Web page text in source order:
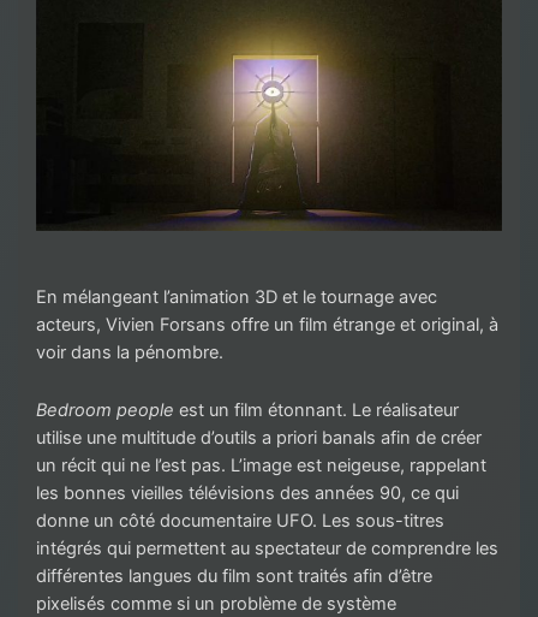
En mélangeant l’animation 3D et le tournage avec
acteurs, Vivien Forsans offre un film étrange et original, à
voir dans la pénombre.
Bedroom people est un film étonnant. Le réalisateur
utilise une multitude d’outils a priori banals afin de créer
un récit qui ne l’est pas. L’image est neigeuse, rappelant
les bonnes vieilles télévisions des années 90, ce qui
donne un côté documentaire UFO. Les sous-titres
intégrés qui permettent au spectateur de comprendre les
différentes langues du film sont traités afin d’être
pixelisés comme si un problème de système